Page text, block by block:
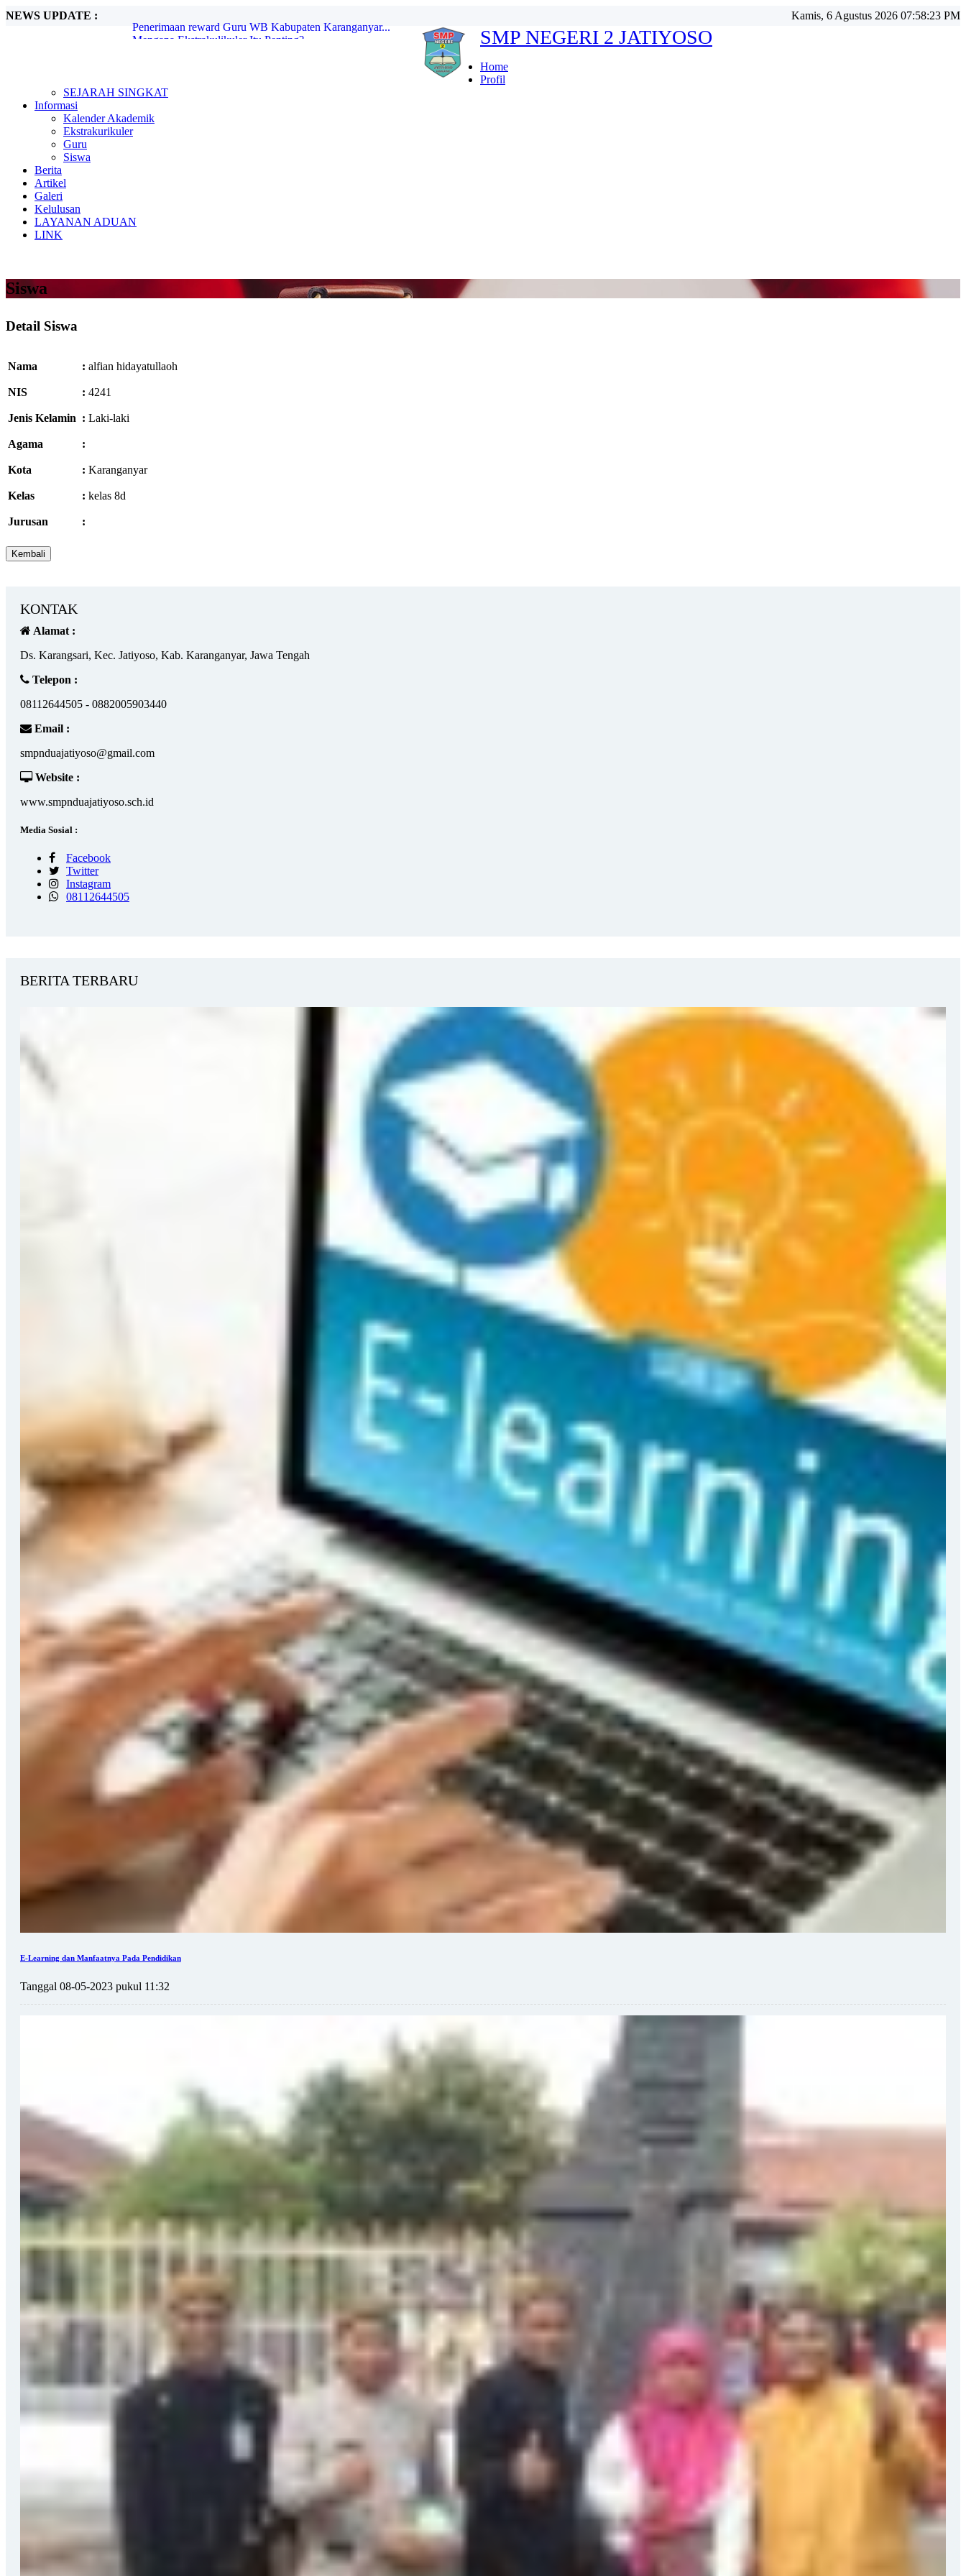
NEWS UPDATE :
Mengapa Ekstrakulikuler Itu Penting?...
Mengenal Sejarah G30S PKI...
Tugas Libur Corona...
Beasiswa SMA di Singapura untuk Pelajar Indonesia FULL...
E-Learning dan Manfaatnya Pada Pendidikan...
Kamis, 6 Agustus 2026 07:58:26 PM
SMP NEGERI 2 JATIYOSO
Home
Profil
SEJARAH SINGKAT
Informasi
Kalender Akademik
Ekstrakurikuler
Guru
Siswa
Berita
Artikel
Galeri
Kelulusan
LAYANAN ADUAN
LINK
Siswa
Detail Siswa
Nama : alfian hidayatullaoh
NIS : 4241
Jenis Kelamin : Laki-laki
Agama :
Kota : Karanganyar
Kelas : kelas 8d
Jurusan :
KONTAK
Alamat :
Ds. Karangsari, Kec. Jatiyoso, Kab. Karanganyar, Jawa Tengah
Telepon :
08112644505 - 0882005903440
Email :
smpnduajatiyoso@gmail.com
Website :
www.smpnduajatiyoso.sch.id
Media Sosial :
Facebook
Twitter
Instagram
08112644505
BERITA TERBARU
E-Learning dan Manfaatnya Pada Pendidikan
Tanggal 08-05-2023 pukul 11:32